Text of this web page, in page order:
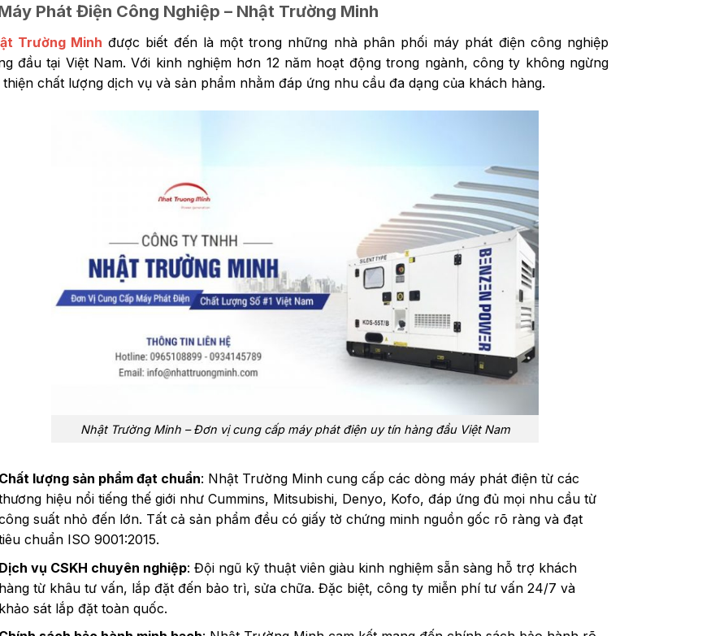
Phát Điện Công Nghiệp – Nhật Trường Minh
Trường Minh được biết đến là một trong những nhà phân phối máy phát điện công nghiệp
đầu tại Việt Nam. Với kinh nghiệm hơn 12 năm hoạt động trong ngành, công ty không ngừng
thiện chất lượng dịch vụ và sản phẩm nhằm đáp ứng nhu cầu đa dạng của khách hàng.
Nhật Trường Minh – Đơn vị cung cấp máy phát điện uy tín hàng đầu Việt Nam
lượng sản phẩm đạt chuẩn: Nhật Trường Minh cung cấp các dòng máy phát điện từ các
hiệu nổi tiếng thế giới như Cummins, Mitsubishi, Denyo, Kofo, đáp ứng đủ mọi nhu cầu từ
suất nhỏ đến lớn. Tất cả sản phẩm đều có giấy tờ chứng minh nguồn gốc rõ ràng và đạt
chuẩn ISO 9001:2015.
vụ CSKH chuyên nghiệp: Đội ngũ kỹ thuật viên giàu kinh nghiệm sẵn sàng hỗ trợ khách
từ khâu tư vấn, lắp đặt đến bảo trì, sửa chữa. Đặc biệt, công ty miễn phí tư vấn 24/7 và
sát lắp đặt toàn quốc.